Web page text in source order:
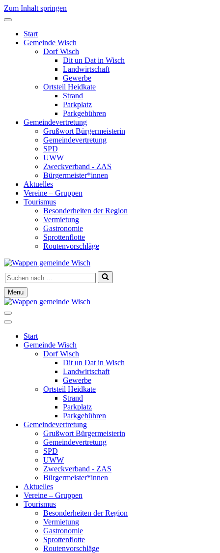
Zum Inhalt springen
Start
Gemeinde Wisch
Dorf Wisch
Dit un Dat in Wisch
Landwirtschaft
Gewerbe
Ortsteil Heidkate
Strand
Parkplatz
Parkgebühren
Gemeindevertretung
Grußwort Bürgermeisterin
Gemeindevertretung
SPD
UWW
Zweckverband - ZAS
Bürgermeister*innen
Aktuelles
Vereine – Gruppen
Tourismus
Besonderheiten der Region
Vermietung
Gastronomie
Sprottenflotte
Routenvorschläge
Suchen
nach …
Menu
Navigationsmenü
Navigationsmenü
Start
Gemeinde Wisch
Dorf Wisch
Dit un Dat in Wisch
Landwirtschaft
Gewerbe
Ortsteil Heidkate
Strand
Parkplatz
Parkgebühren
Gemeindevertretung
Grußwort Bürgermeisterin
Gemeindevertretung
SPD
UWW
Zweckverband - ZAS
Bürgermeister*innen
Aktuelles
Vereine – Gruppen
Tourismus
Besonderheiten der Region
Vermietung
Gastronomie
Sprottenflotte
Routenvorschläge